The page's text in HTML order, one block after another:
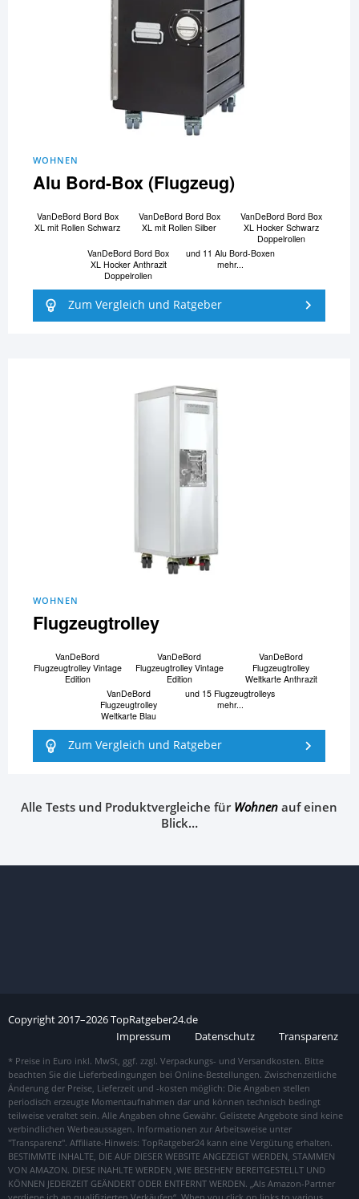
WOHNEN
Alu Bord-Box (Flugzeug)
VanDeBord Bord Box
XL mit Rollen Schwarz
VanDeBord Bord Box
XL mit Rollen Silber
VanDeBord Bord Box
XL Hocker Schwarz
Doppelrollen
VanDeBord Bord Box
XL Hocker Anthrazit
Doppelrollen
und 11 Alu Bord-Boxen
mehr...
Zum Vergleich und Ratgeber
WOHNEN
Flugzeugtrolley
VanDeBord
Flugzeugtrolley Vintage
Edition
VanDeBord
Flugzeugtrolley Vintage
Edition
VanDeBord
Flugzeugtrolley
Weltkarte Anthrazit
VanDeBord
Flugzeugtrolley
Weltkarte Blau
und 15 Flugzeugtrolleys
mehr...
Zum Vergleich und Ratgeber
Alle Tests und Produktvergleiche fürWohnenauf einen
Blick…
Copyright2017–2026TopRatgeber24.de
Impressum
Datenschutz Transparenz